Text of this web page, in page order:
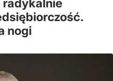
radykalnie
nogi